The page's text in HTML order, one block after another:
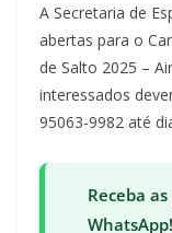
A Secretaria de
abertas para o
de Salto 2025 –
interessados
95063-9982 até
Receba
WhatsApp!